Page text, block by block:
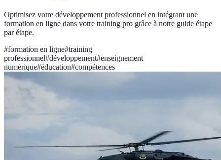
Optimisez votre développement professionnel en intégrant une
formation en ligne dans votre training pro grâce à notre guide étape
par étape.
#formation en ligne#training
professionnel#développement#enseignement
numérique#éducation#compétences